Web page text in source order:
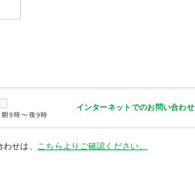
インターネットでのお問い合わせ
せは、 こちらよりご確認ください。